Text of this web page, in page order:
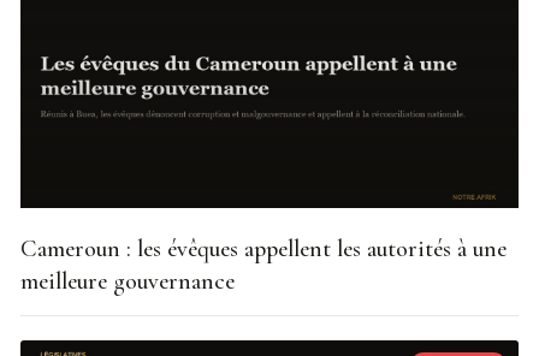
Cameroun : les évêques appellent les autorités à une
meilleure gouvernance